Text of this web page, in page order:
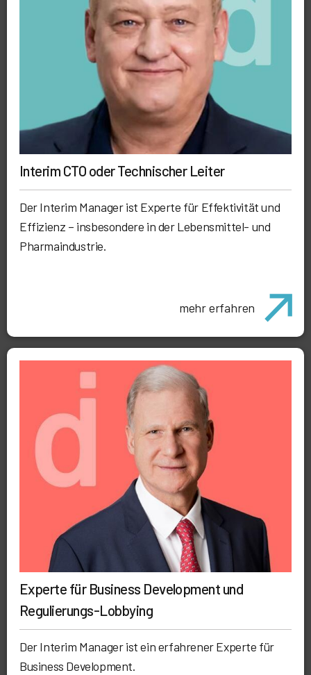
Interim CTO oder Technischer Leiter
Der Interim Manager ist Experte für Effektivität und
Effizienz – insbesondere in der Lebensmittel- und
Pharmaindustrie.
mehr erfahren
Experte für Business Development und
Regulierungs-Lobbying
Der Interim Manager ist ein erfahrener Experte für
Business Development.